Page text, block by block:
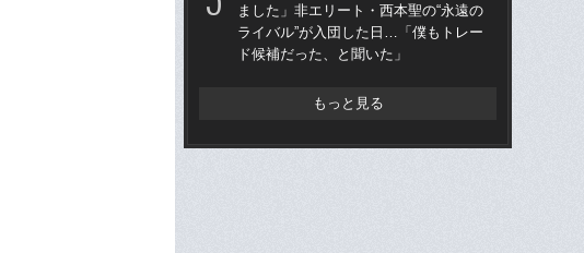
ました」非エリート・西本聖の“永遠の
ライバル”が入団した日…「僕もトレー
ド候補だった、と聞いた」
もっと見る